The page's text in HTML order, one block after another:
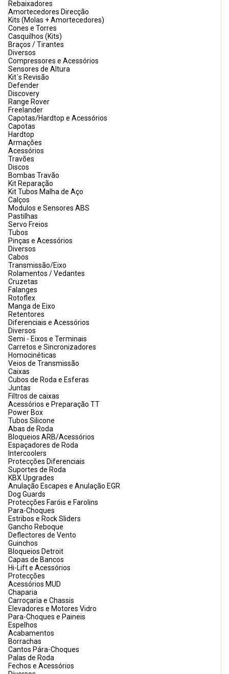
Rebaixadores
Amortecedores Direcção
Kits (Molas + Amortecedores)
Cones e Torres
Casquilhos (Kits)
Braços / Tirantes
Diversos
Compressores e Acessórios
Sensores de Altura
Kit´s Revisão
Defender
Discovery
Range Rover
Freelander
Capotas/Hardtop e Acessórios
Capotas
Hardtop
Armações
Acessórios
Travões
Discos
Bombas Travão
Kit Reparação
Kit Tubos Malha de Aço
Calços
Modulos e Sensores ABS
Pastilhas
Servo Freios
Tubos
Pinças e Acessórios
Diversos
Cabos
Transmissão/Eixo
Rolamentos / Vedantes
Cruzetas
Falanges
Rotoflex
Manga de Eixo
Retentores
Diferenciais e Acessórios
Diversos
Semi - Eixos e Terminais
Carretos e Sincronizadores
Homocinéticas
Veios de Transmissão
Caixas
Cubos de Roda e Esferas
Juntas
Filtros de caixas
Acessórios e Preparação TT
Power Box
Tubos Silicone
Abas de Roda
Bloqueios ARB/Acessórios
Espaçadores de Roda
Intercoolers
Protecções Diferenciais
Suportes de Roda
KBX Upgrades
Anulação Escapes e Anulação EGR
Dog Guards
Protecções Faróis e Farolins
Para-Choques
Estribos e Rock Sliders
Gancho Reboque
Deflectores de Vento
Guinchos
Bloqueios Detroit
Capas de Bancos
Hi-Lift e Acessórios
Protecções
Acessórios MUD
Chaparia
Carroçaria e Chassis
Elevadores e Motores Vidro
Para-Choques e Paineis
Espelhos
Acabamentos
Borrachas
Cantos Pára-Choques
Palas de Roda
Fechos e Acessórios